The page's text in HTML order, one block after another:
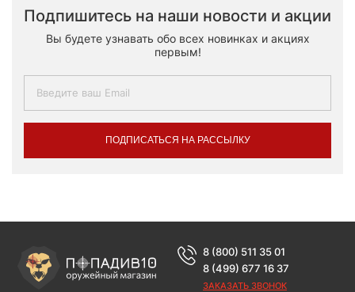
Подпишитесь на наши новости и акции
Вы будете узнавать обо всех новинках и акциях
первым!
ПОДПИСАТЬСЯ НА РАССЫЛКУ
8 (800) 511 35 01
8 (499) 677 16 37
ЗАКАЗАТЬ ЗВОНОК